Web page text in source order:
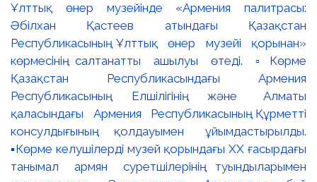
Ұлттық өнер музейінде «Армения палитрасы:
Әбілхан Қастеев атындағы Қазақстан
Республикасының Ұлттық өнер музейі қорынан»
көрмесінің салтанатты ашылуы өтеді. ▫️Көрме
Қазақстан Республикасындағы Армения
Республикасының Елшілігінің және Алматы
қаласындағы Армения Республикасының Құрметті
консулдығының қолдауымен ұйымдастырылды.
▪️Көрме келушілерді музей қорындағы ХХ ғасырдағы
танымал армян суретшілерінің туындыларымен